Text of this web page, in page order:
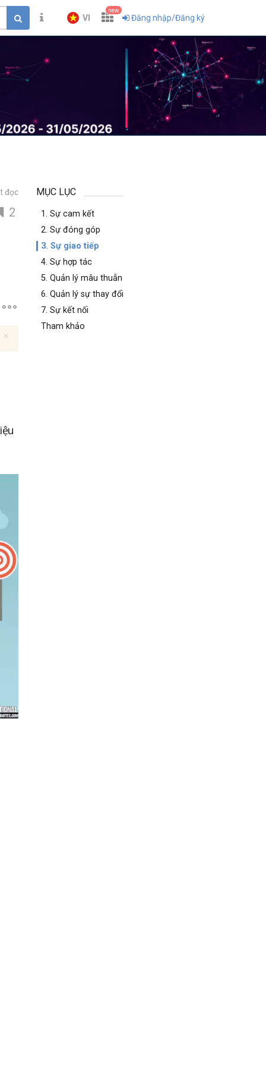
VI
new
Đăng nhập/Đăng ký
đọc
2
MỤC LỤC
1. Sự cam kết
2. Sự đóng góp
3. Sự giao tiếp
4. Sự hợp tác
5. Quản lý mâu thuẫn
6. Quản lý sự thay đổi
7. Sự kết nối
Tham khảo